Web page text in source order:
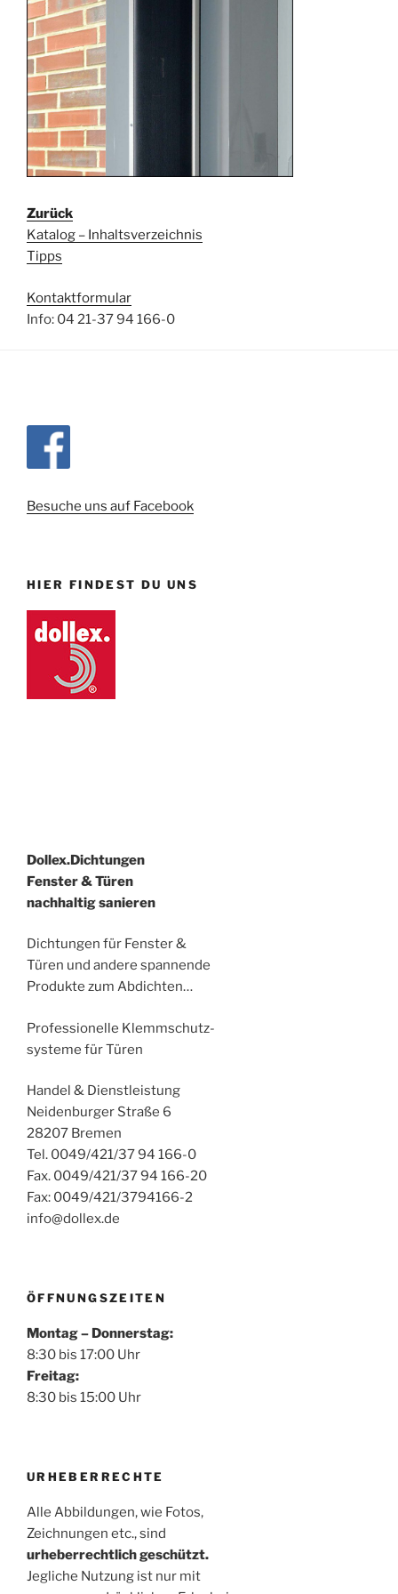
Zurück
Katalog – Inhaltsverzeichnis
Tipps
Kontaktformular
Info: 04 21-37 94 166-0
Besuche uns auf Facebook
HIER FINDEST DU UNS
Dollex.Dichtungen
Fenster & Türen
nachhaltig sanieren
Dichtungen für Fenster &
Türen und andere spannende
Produkte zum Abdichten…
Professionelle Klemmschutz-
systeme für Türen
Handel & Dienstleistung
Neidenburger Straße 6
28207 Bremen
Tel. 0049/421/37 94 166-0
Fax. 0049/421/37 94 166-20
Fax: 0049/421/3794166-2
info@dollex.de
ÖFFNUNGSZEITEN
Montag – Donnerstag:
8:30 bis 17:00 Uhr
Freitag:
8:30 bis 15:00 Uhr
URHEBERRECHTE
Alle Abbildungen, wie Fotos,
Zeichnungen etc., sind
urheberrechtlich geschützt.
Jegliche Nutzung ist nur mit